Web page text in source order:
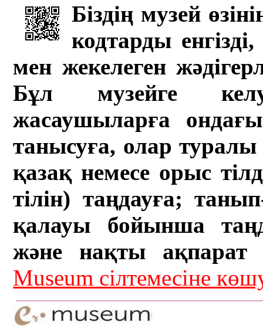
Біздің музей
кодтарды
мен жекелеген
Бұл музейге
жасаушыларға
танысуға, олар туралы
қазақ немесе орыс
тілін) таңдауға;
қалауы бойынша
және нақты ақпарат
Museum сілтемесіне